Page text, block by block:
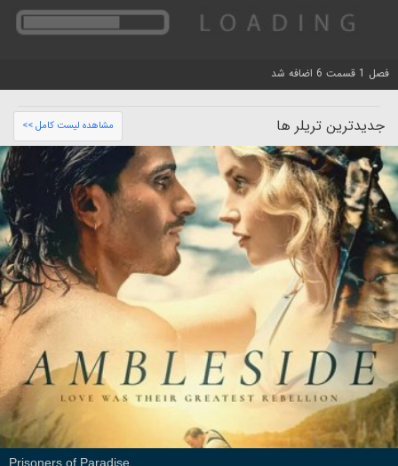
فصل 1 قسمت 6 اضافه شد
جدیدترین تریلر ها مشاهده لیست کامل >>
Prisoners of Paradise